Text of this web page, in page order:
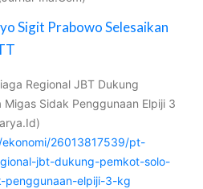
Sigit Prabowo Selesaikan
Regional JBT Dukung
Sidak Penggunaan Elpiji 3
26013817539/pt-
jbt-dukung-pemkot-solo-
penggunaan-elpiji-3-kg